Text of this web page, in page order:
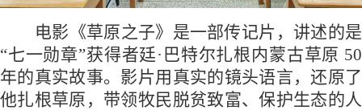
电影《草原之子》是一部传记片‌，讲述的是
“七一勋章”获得者廷·巴特尔扎根内蒙古草原 50
年的真实故事。影片用真实的镜头语言，还原了
他扎根草原，带领牧民脱贫致富、保护生态的人